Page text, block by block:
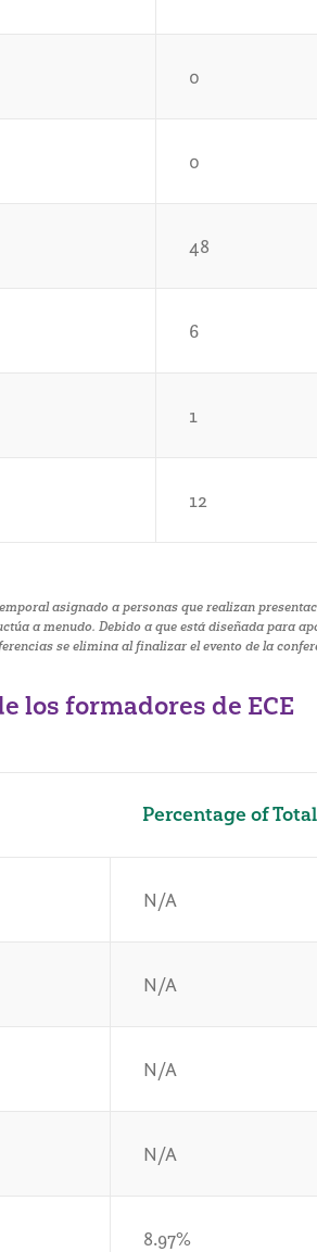
0
0
48
6
1
12
asignado a personas que realizan
a menudo. Debido a que está diseñada para
se elimina al finalizar el evento de la
los formadores de ECE
Percentage of Total
N/A
N/A
N/A
N/A
8.97%